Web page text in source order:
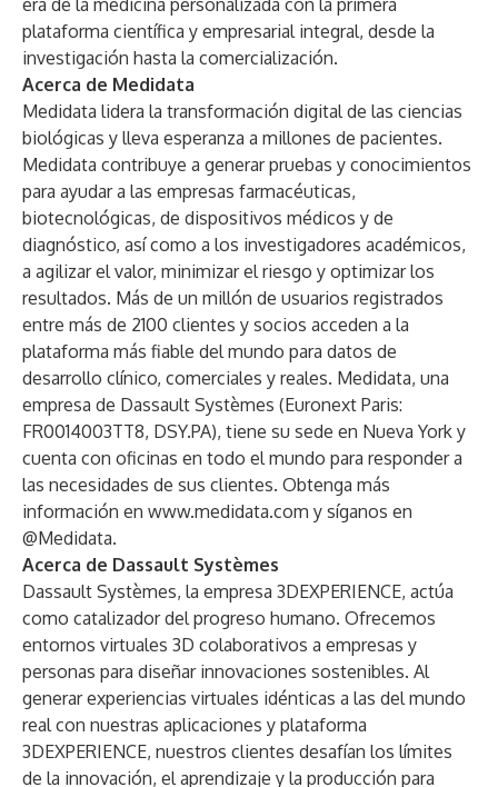
era de la medicina personalizada con la primera
plataforma científica y empresarial integral, desde la
investigación hasta la comercialización.
Acerca de Medidata
Medidata lidera la transformación digital de las ciencias
biológicas y lleva esperanza a millones de pacientes.
Medidata contribuye a generar pruebas y conocimientos
para ayudar a las empresas farmacéuticas,
biotecnológicas, de dispositivos médicos y de
diagnóstico, así como a los investigadores académicos,
a agilizar el valor, minimizar el riesgo y optimizar los
resultados. Más de un millón de usuarios registrados
entre más de 2100 clientes y socios acceden a la
plataforma más fiable del mundo para datos de
desarrollo clínico, comerciales y reales. Medidata, una
empresa de Dassault Systèmes (Euronext Paris:
FR0014003TT8, DSY.PA), tiene su sede en Nueva York y
cuenta con oficinas en todo el mundo para responder a
las necesidades de sus clientes. Obtenga más
información en www.medidata.com y síganos en
@Medidata.
Acerca de Dassault Systèmes
Dassault Systèmes, la empresa 3DEXPERIENCE, actúa
como catalizador del progreso humano. Ofrecemos
entornos virtuales 3D colaborativos a empresas y
personas para diseñar innovaciones sostenibles. Al
generar experiencias virtuales idénticas a las del mundo
real con nuestras aplicaciones y plataforma
3DEXPERIENCE, nuestros clientes desafían los límites
de la innovación, el aprendizaje y la producción para